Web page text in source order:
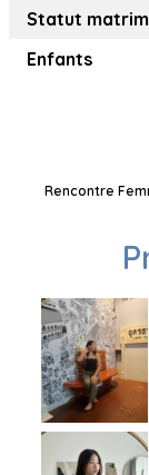
Statut
Enfants
Rencontre